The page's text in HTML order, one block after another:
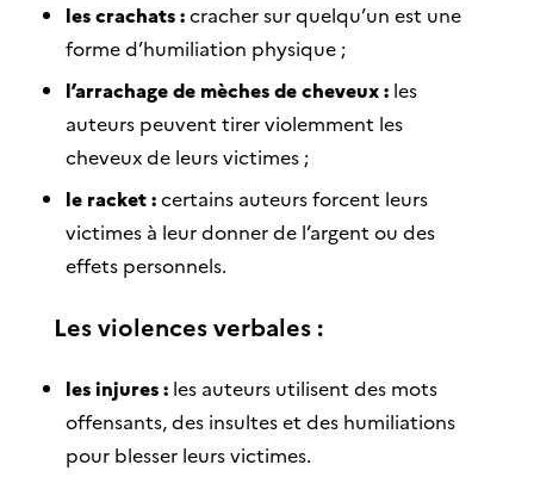
les crachats :cracher sur quelqu’un est une
forme d’humiliation physique ;
l’arrachage de mèches de cheveux : les
auteurs peuvent tirer violemment les
cheveux de leurs victimes ;
le racket :certains auteurs forcent leurs
victimes à leur donner de l’argent ou des
effets personnels.
Les violences verbales :
les injures : les auteurs utilisent des mots
offensants, des insultes et des humiliations
pour blesser leurs victimes.